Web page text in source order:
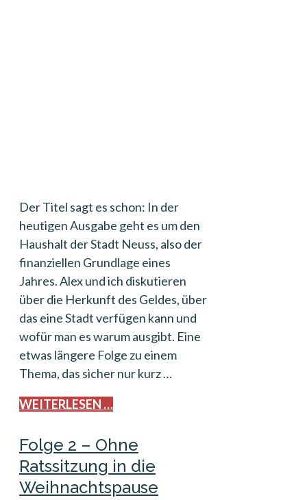
Der Titel sagt es schon: In der
heutigen Ausgabe geht es um den
Haushalt der Stadt Neuss, also der
finanziellen Grundlage eines
Jahres. Alex und ich diskutieren
über die Herkunft des Geldes, über
das eine Stadt verfügen kann und
wofür man es warum ausgibt. Eine
etwas längere Folge zu einem
Thema, das sicher nur kurz …
WEITERLESEN …
Folge 2 – Ohne
Ratssitzung in die
Weihnachtspause